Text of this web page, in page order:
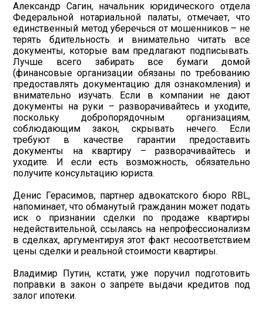
Александр Сагин, начальник юридического отдела
Федеральной нотариальной палаты, отмечает, что
единственный метод уберечься от мошенников – не
терять бдительность и внимательно читать все
документы, которые вам предлагают подписывать.
Лучше всего забирать все бумаги домой
(финансовые организации обязаны по требованию
предоставлять документацию для ознакомления) и
внимательно изучать. Если в компании не дают
документы на руки – разворачивайтесь и уходите,
поскольку добропорядочным организациям,
соблюдающим закон, скрывать нечего. Если
требуют в качестве гарантии предоставить
документы на квартиру – разворачивайтесь и
уходите. И если есть возможность, обязательно
получите консультацию юриста.
Денис Герасимов, партнер адвокатского бюро RBL,
напоминает, что обманутый гражданин может подать
иск о признании сделки по продаже квартиры
недействительной, ссылаясь на непрофессионализм
в сделках, аргументируя этот факт несоответствием
цены сделки и реальной стоимости квартиры.
Владимир Путин, кстати, уже поручил подготовить
поправки в закон о запрете выдачи кредитов под
залог ипотеки.